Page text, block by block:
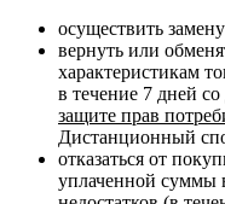
осуществить
вернуть или
характеристикам
в течение 7 дней
защите прав
Дистанционный
отказаться от
уплаченной суммы